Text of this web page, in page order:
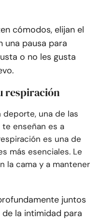
cómodos, elijan el
una pausa para
o no les gusta
respiración
una de las
enseñan es a
es una de
más esenciales. Le
la cama y a mantener
juntos
la intimidad para